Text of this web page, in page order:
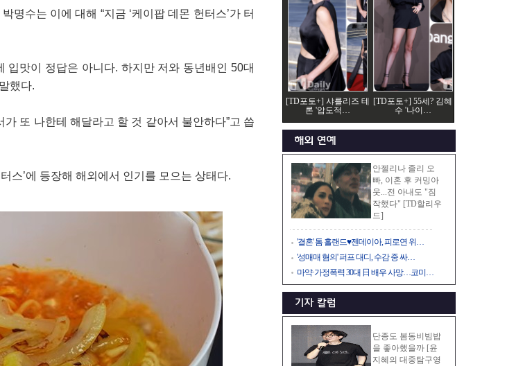
명수는 이에 대해 “지금 ‘케이팝 데몬 헌터스’가 터
입맛이 정답은 아니다. 하지만 저와 동년배인 50대
했다.
또 나한테 해달라고 할 것 같아서 불안하다”고 씁
스’에 등장해 해외에서 인기를 모으는 상태다.
[TD포토+] 샤를리즈 테
론 '압도적…
[TD포토+] 55세? 김혜
수 '나이…
안젤리나 졸리 오
빠, 이혼 후 커밍아
웃...전 아내도 "짐
작했다" [TD할리우
드]
'결혼' 톰 홀랜드♥젠데이아, 피로연 위…
'성매매 혐의' 퍼프 대디, 수감 중 싸…
마약·가정폭력 30대 日 배우 사망…코미…
단종도 봄동비빔밥
을 좋아했을까 [윤
지혜의 대중탐구영